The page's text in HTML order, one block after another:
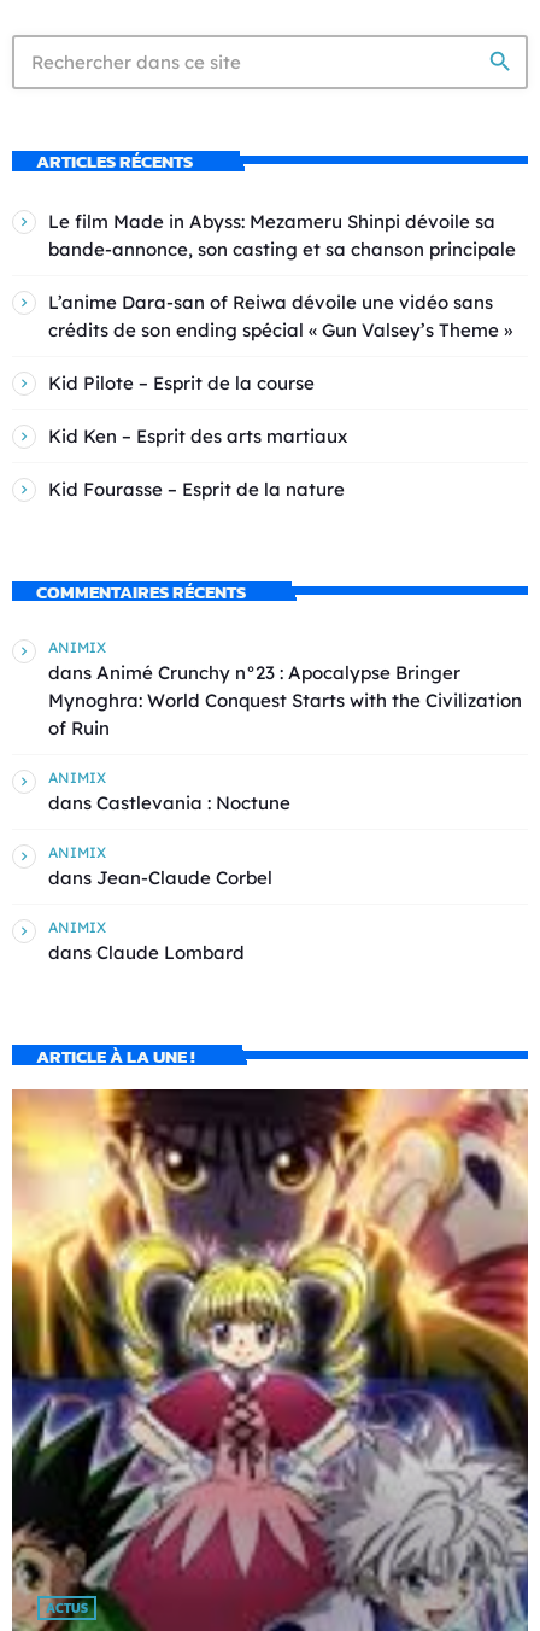
search
ARTICLES RÉCENTS
Le film Made in Abyss: Mezameru Shinpi dévoile sa
bande-annonce, son casting et sa chanson principale
L’anime Dara-san of Reiwa dévoile une vidéo sans
crédits de son ending spécial « Gun Valsey’s Theme »
Kid Pilote – Esprit de la course
Kid Ken – Esprit des arts martiaux
Kid Fourasse – Esprit de la nature
COMMENTAIRES RÉCENTS
ANIMIX
dans Animé Crunchy n°23 : Apocalypse Bringer
Mynoghra: World Conquest Starts with the Civilization
of Ruin
ANIMIX
dans Castlevania : Noctune
ANIMIX
dans Jean-Claude Corbel
ANIMIX
dans Claude Lombard
ARTICLE À LA UNE !
ACTUS